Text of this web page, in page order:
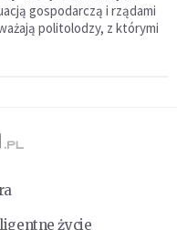
gospodarczą i rządami
politolodzy, z którymi
życie